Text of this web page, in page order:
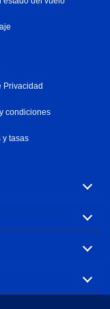
Privacidad
condiciones
y tasas
baratas por
elegir.
más populares